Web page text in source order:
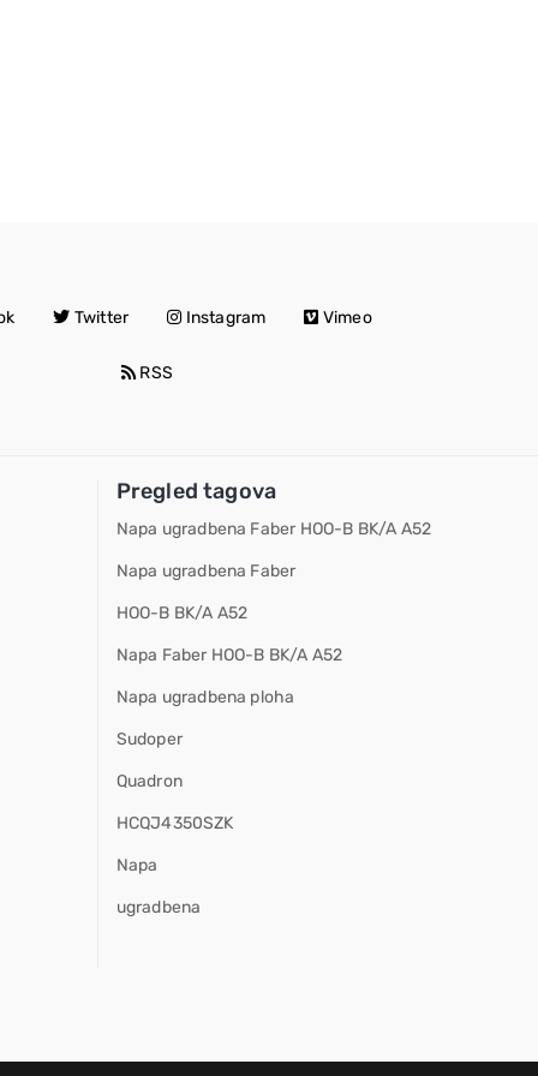
Twitter Instagram Vimeo
RSS
Pregled tagova
Napa ugradbena Faber HOO-B BK/A A52
Napa ugradbena Faber
HOO-B BK/A A52
Napa Faber HOO-B BK/A A52
Napa ugradbena ploha
Sudoper
Quadron
HCQJ4350SZK
Napa
ugradbena